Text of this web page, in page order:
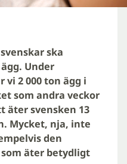
ska
Under
vi 2 000 ton ägg i
som andra veckor
äter svensken 13
Mycket, nja, inte
den
äter betydligt